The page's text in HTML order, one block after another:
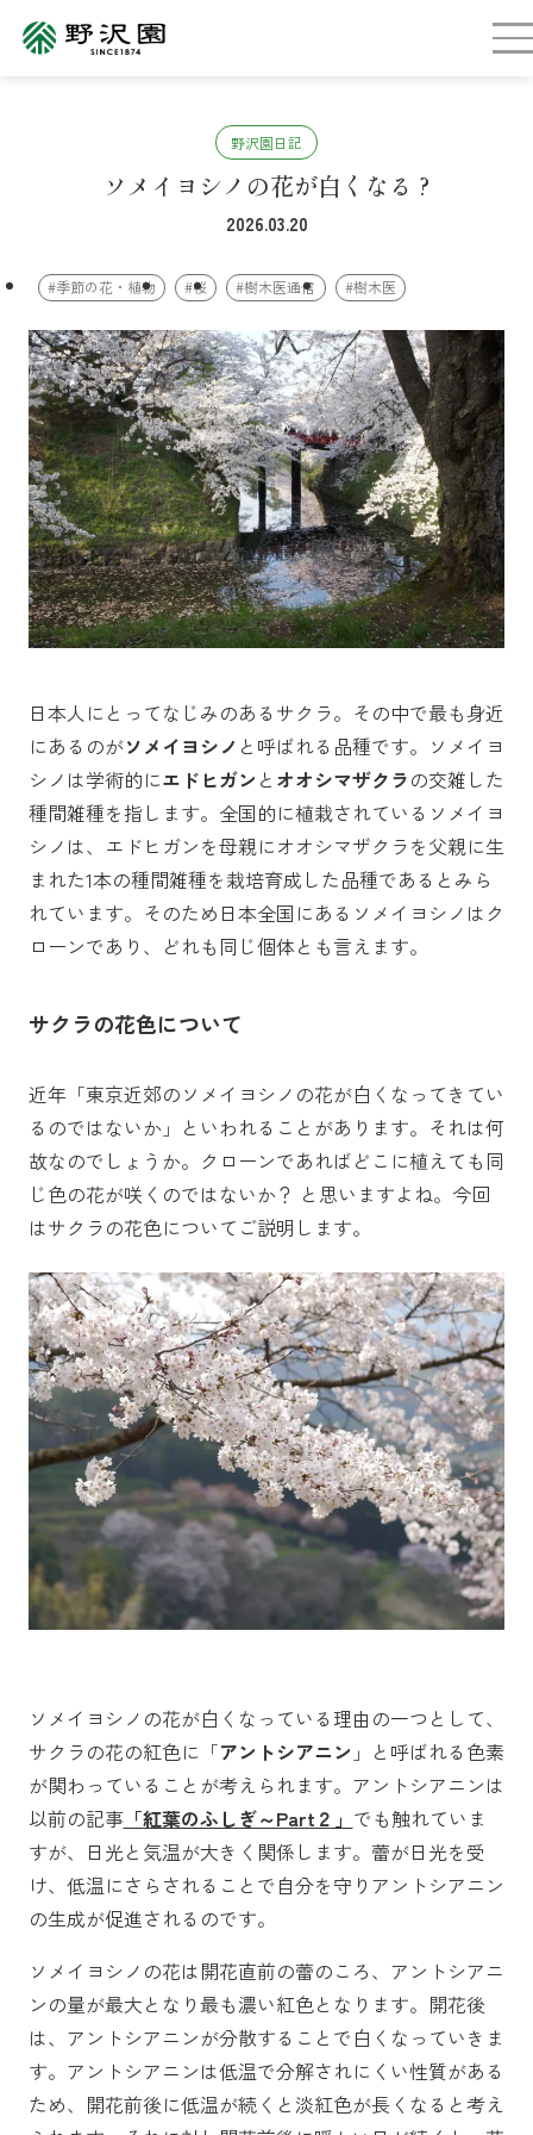
野沢園日記
ソメイヨシノの花が白くなる ?
2026.03.20
#季節の花・植物 #桜 #樹木医通信 #樹木医
日本人にとってなじみのあるサクラ。その中で最も身近
にあるのがソメイヨシノ と呼ばれる品種です。ソメイヨ
シノは学術的にエドヒガン と オオシマザクラの交雑した
種間雑種を指します。全国的に植栽されているソメイヨ
シノは、エドヒガンを母親にオオシマザクラを父親に生
まれた1本の種間雑種を栽培育成した品種であるとみら
れています。そのため日本全国にあるソメイヨシノはク
ローンであり、どれも同じ個体とも言えます。
サクラの花色について
近年「東京近郊のソメイヨシノの花が白くなってきてい
るのではないか」といわれることがあります。それは何
故なのでしょうか。クローンであればどこに植えても同
じ色の花が咲くのではないか？ と思いますよね。今回
はサクラの花色についてご説明します。
ソメイヨシノの花が白くなっている理由の一つとして、
サクラの花の紅色に「アントシアニン 」と呼ばれる色素
が関わっていることが考えられます。アントシアニンは
以前の記事「紅葉のふしぎ～Part２」 でも触れていま
すが、日光と気温が大きく関係します。蕾が日光を受
け、低温にさらされることで自分を守りアントシアニン
の生成が促進されるのです。
ソメイヨシノの花は開花直前の蕾のころ、アントシアニ
ンの量が最大となり最も濃い紅色となります。開花後
は、アントシアニンが分散することで白くなっていきま
す。アントシアニンは低温で分解されにくい性質がある
ため、開花前後に低温が続くと淡紅色が長くなると考え